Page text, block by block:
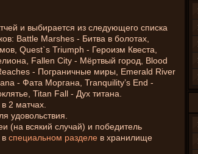
и выбирается из следующего списка
Battle Marshes - Битва в болотах,
Quest`s Triumph - Героизм Квеста,
Fallen City - Мёртвый город, Blood
- Пограничные миры, Emerald River
- Фата Моргана, Tranquility’s End -
Titan Fall - Дух титана.
2 матчах.
удовольствия.
(на всякий случай) и победитель
специальном разделе в хранилище